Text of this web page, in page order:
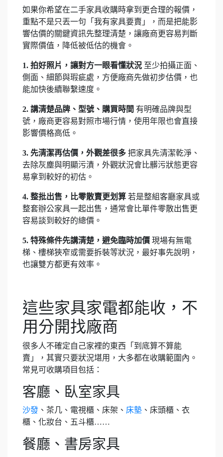
如果你希望在二手家具收購時拿到更合理的報價，
重點不是只丟一句「我有家具要賣」，而是把能影
響估價的關鍵資訊先整理清楚，讓廠商更容易判斷
實際價值，降低被低估的機會。
1. 拍好照片，讓對方一眼看懂狀況 至少拍攝正面、
側面、細節與瑕疵處，方便廠商先做初步估價，也
能加快後續聯繫速度。
2. 講清楚品牌、型號、購買時間 有明確品牌與型
號，廠商更容易對照市場行情，使用年限也會直接
影響價格高低。
3. 先清潔再估價，外觀差很多 把家具先清潔乾淨、
去除灰塵與明顯污漬，外觀狀況會比髒污狀態更容
易拿到較好的初估。
4. 整批出售，比零散賣更划算 若是整組客廳家具或
整套辦公家具一起出售，通常會比單件零散出售更
容易談到較好的總價。
5. 特殊條件先講清楚，避免臨時加價 現場有無電
梯、樓梯狹窄或需要拆裝等狀況，最好事先說明，
也讓雙方都更有效率。
這些家具家電都能收，不
用分開找廠商
很多人不確定自己家裡的東西「到底算不算能
賣」，其實只要狀況堪用，大多都在收購範圍內。
常見可收購項目包括：
客廳、臥室家具
沙發 、茶几、電視櫃、床架、 床墊 、床頭櫃、衣
櫃、化妝台、五斗櫃……
餐廳、書房家具